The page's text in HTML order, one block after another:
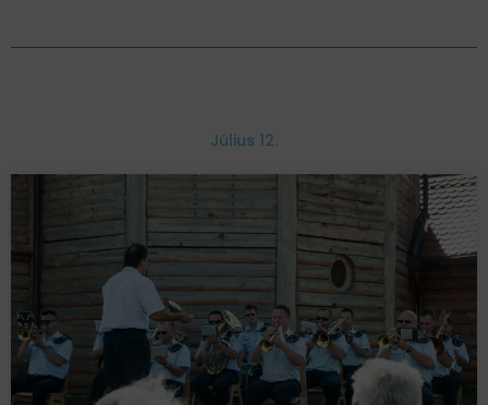
Július 12.